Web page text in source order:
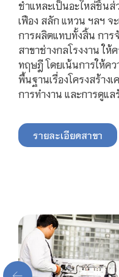
ชำแหละเป็นอะไหล่ชิ้นส่
เฟือง สลัก แหวน ฯลฯ จ
การผลิตแทบทั้งสิ้น การ
สาขาช่างกลโรงงาน ใ
ทฤษฎี โดยเน้นการให้ค
พื้นฐานเรื่องโครงสร้าง
การทำงาน และการดูแ
รายละเอียดสาขา